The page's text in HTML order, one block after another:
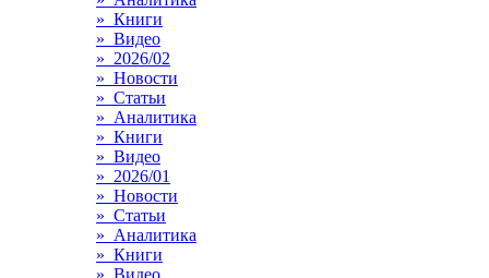
» Книги
» Видео
» 2026/02
» Новости
» Статьи
» Аналитика
» Книги
» Видео
» 2026/01
» Новости
» Статьи
» Аналитика
» Книги
» Видео